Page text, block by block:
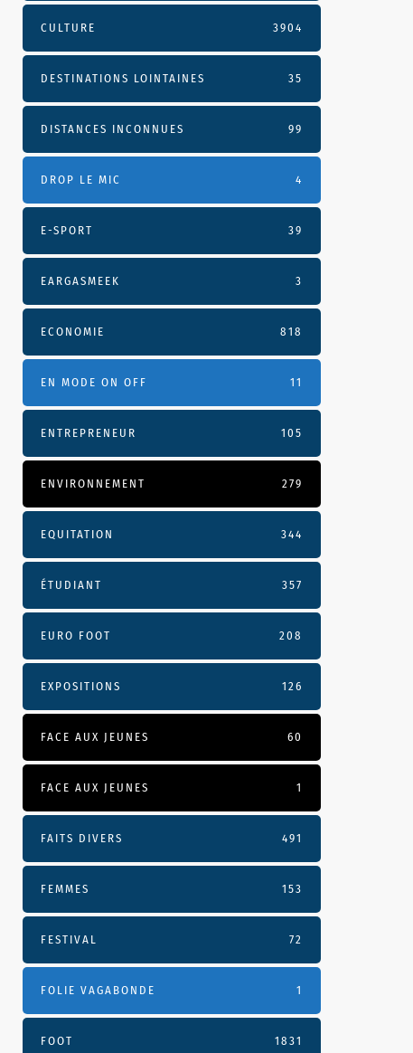
CULTURE 3904
DESTINATIONS LOINTAINES 35
DISTANCES INCONNUES 99
DROP LE MIC 4
E-SPORT 39
EARGASMEEK 3
ECONOMIE 818
EN MODE ON OFF 11
ENTREPRENEUR 105
ENVIRONNEMENT 279
EQUITATION 344
ÉTUDIANT 357
EURO FOOT 208
EXPOSITIONS 126
FACE AUX JEUNES 60
FACE AUX JEUNES 1
FAITS DIVERS 491
FEMMES 153
FESTIVAL 72
FOLIE VAGABONDE 1
FOOT 1831